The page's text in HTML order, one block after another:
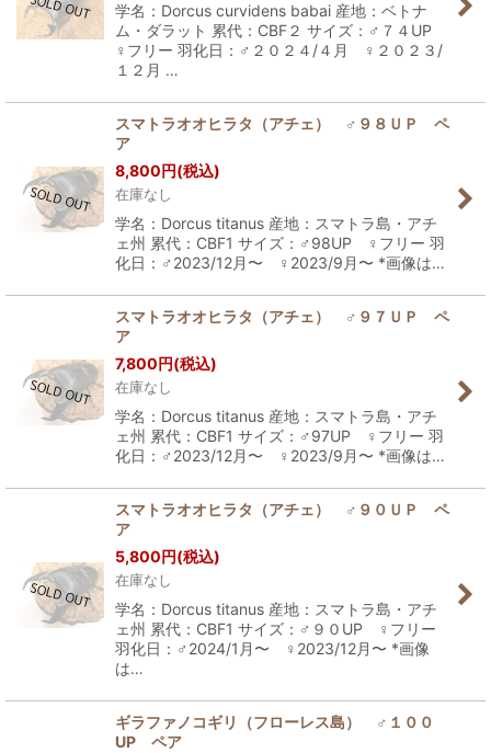
学名：Dorcus curvidens babai 産地：ベトナ
ム・ダラット 累代：CBF２ サイズ：♂７４UP
♀フリー 羽化日：♂２０２４/４月 ♀２０２３/
１２月 …
スマトラオオヒラタ（アチェ） ♂９８ＵＰ ペ
ア
8,800円(税込)
在庫なし
学名：Dorcus titanus 産地：スマトラ島・アチ
ェ州 累代：CBF1 サイズ：♂98UP ♀フリー 羽
化日：♂2023/12月〜 ♀2023/9月〜 *画像は…
スマトラオオヒラタ（アチェ） ♂９７ＵＰ ペ
ア
7,800円(税込)
在庫なし
学名：Dorcus titanus 産地：スマトラ島・アチ
ェ州 累代：CBF1 サイズ：♂97UP ♀フリー 羽
化日：♂2023/12月〜 ♀2023/9月〜 *画像は…
スマトラオオヒラタ（アチェ） ♂９０ＵＰ ペ
ア
5,800円(税込)
在庫なし
学名：Dorcus titanus 産地：スマトラ島・アチ
ェ州 累代：CBF1 サイズ：♂９０UP ♀フリー
羽化日：♂2024/1月〜 ♀2023/12月〜 *画像
は…
ギラファノコギリ（フローレス島） ♂１００
UP ペア